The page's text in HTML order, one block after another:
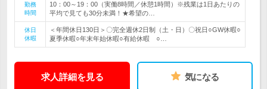
勤務
時間
10：00～19：00（実働8時間／休憩1時間）※残業は1日あたりの
平均で見ても30分未満！★希望の…
休日
休暇
＜年間休日130日＞〇完全週休2日制（土・日）〇祝日○GW休暇○
夏季休暇○年末年始休暇○有給休暇 ○…
求人詳細を見る 気になる